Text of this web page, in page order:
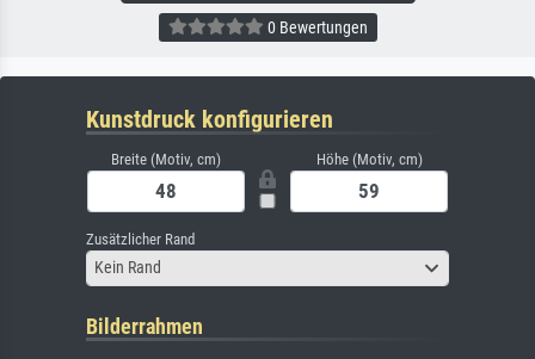
0 Bewertungen
Kunstdruck konfigurieren
Breite (Motiv, cm) Höhe (Motiv, cm)
Zusätzlicher Rand
Kein Rand
Bilderrahmen